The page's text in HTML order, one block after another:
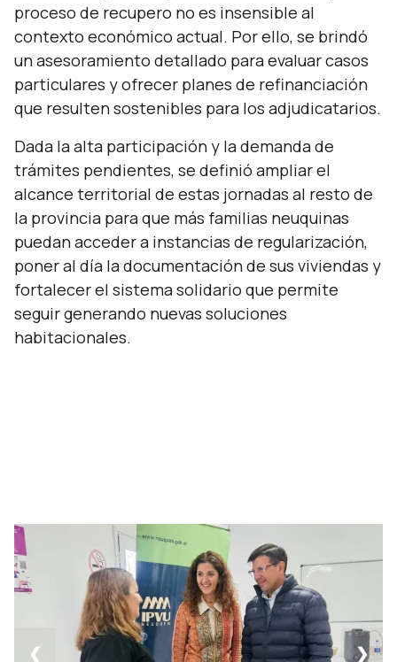
proceso de recupero no es insensible al
contexto económico actual. Por ello, se brindó
un asesoramiento detallado para evaluar casos
particulares y ofrecer planes de refinanciación
que resulten sostenibles para los adjudicatarios.
Dada la alta participación y la demanda de
trámites pendientes, se definió ampliar el
alcance territorial de estas jornadas al resto de
la provincia para que más familias neuquinas
puedan acceder a instancias de regularización,
poner al día la documentación de sus viviendas y
fortalecer el sistema solidario que permite
seguir generando nuevas soluciones
habitacionales.
❮ ❯